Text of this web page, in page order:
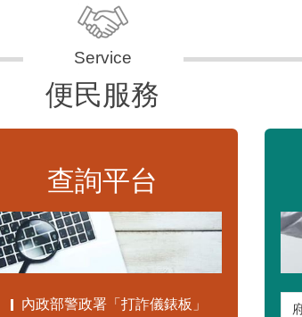
便民服務
查詢平台
內政部警政署「打詐儀錶板」